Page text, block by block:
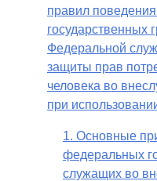
правил
государственных
Федеральной
защиты прав
человека во
при
1. Основные
федеральных
служащих во